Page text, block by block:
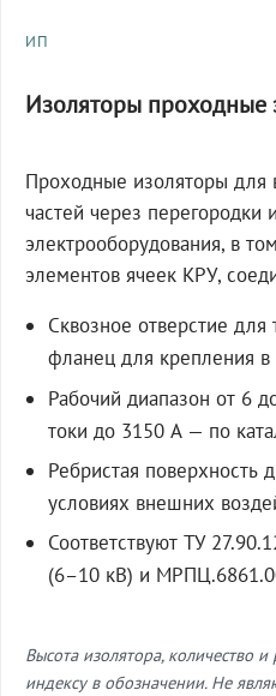
ИП
Изоляторы
Проходные изоляторы для
частей через перегородки
электрооборудования, в
элементов ячеек КРУ,
Сквозное отверстие
фланец для крепления в
Рабочий диапазон от 6
токи до 3150 А — по
Ребристая поверхность
условиях внешних
Соответствуют ТУ
(6–10 кВ) и
Высота изолятора, количество
индексу в обозначении. Не